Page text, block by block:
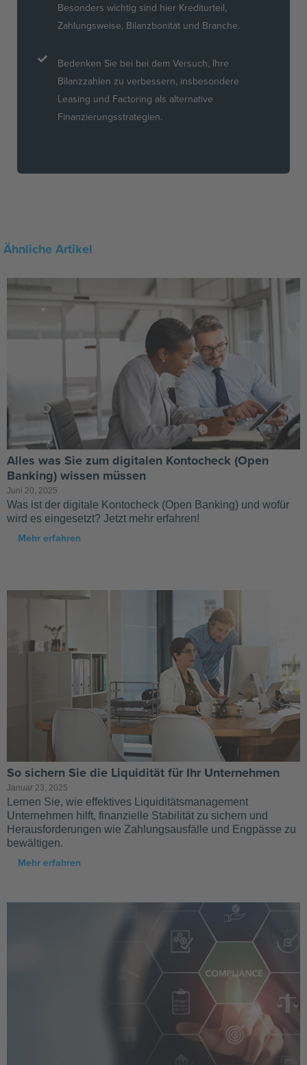
Besonders wichtig sind hier Krediturteil,
Zahlungsweise, Bilanzbonität und Branche.
Bedenken Sie bei bei dem Versuch, Ihre
Bilanzzahlen zu verbessern, insbesondere
Leasing und Factoring als alternative
Finanzierungsstrategien.
Ähnliche Artikel
Alles was Sie zum digitalen Kontocheck (Open
Banking) wissen müssen
Juni 20, 2025
Was ist der digitale Kontocheck (Open Banking) und wofür
wird es eingesetzt? Jetzt mehr erfahren!
Mehr erfahren
So sichern Sie die Liquidität für Ihr Unternehmen
Januar 23, 2025
Lernen Sie, wie effektives Liquiditätsmanagement
Unternehmen hilft, finanzielle Stabilität zu sichern und
Herausforderungen wie Zahlungsausfälle und Engpässe zu
bewältigen.
Mehr erfahren